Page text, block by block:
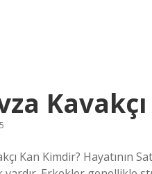
Kan Kimdir? Hayatının